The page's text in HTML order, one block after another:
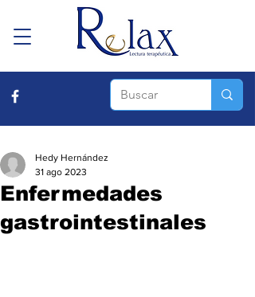
Enfermedades
gastrointestinales
Hedy Hernández
31 ago 2023